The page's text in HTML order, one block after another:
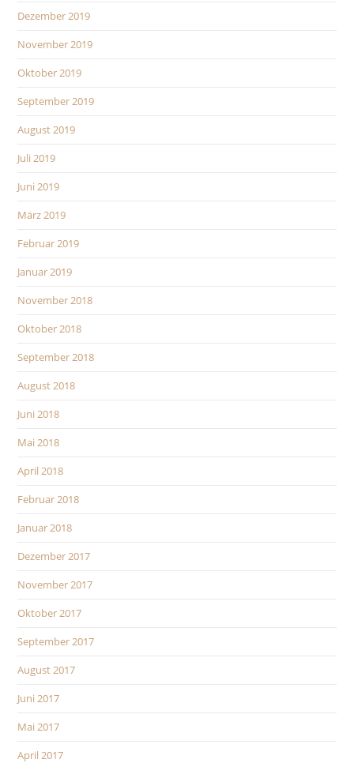
Dezember 2019
November 2019
Oktober 2019
September 2019
August 2019
Juli 2019
Juni 2019
März 2019
Februar 2019
Januar 2019
November 2018
Oktober 2018
September 2018
August 2018
Juni 2018
Mai 2018
April 2018
Februar 2018
Januar 2018
Dezember 2017
November 2017
Oktober 2017
September 2017
August 2017
Juni 2017
Mai 2017
April 2017